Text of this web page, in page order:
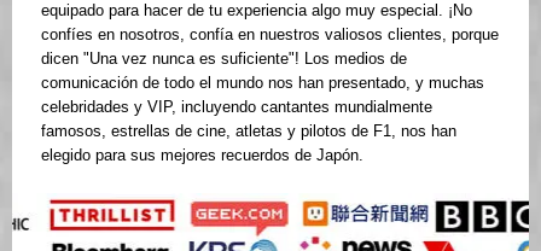
equipado para hacer de tu experiencia algo muy especial. ¡No
confíes en nosotros, confía en nuestros valiosos clientes, porque
dicen "Una vez nunca es suficiente"! Los medios de
comunicación de todo el mundo nos han presentado, y muchas
celebridades y VIP, incluyendo cantantes mundialmente
famosos, estrellas de cine, atletas y pilotos de F1, nos han
elegido para sus mejores recuerdos de Japón.